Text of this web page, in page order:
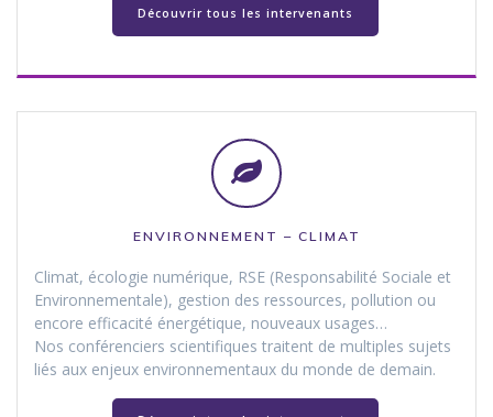
Découvrir tous les intervenants
ENVIRONNEMENT – CLIMAT
Climat, écologie numérique, RSE (Responsabilité Sociale et
Environnementale), gestion des ressources, pollution ou
encore efficacité énergétique, nouveaux usages…
Nos conférenciers scientifiques traitent de multiples sujets
liés aux enjeux environnementaux du monde de demain.